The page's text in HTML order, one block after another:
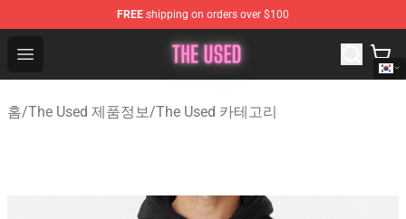
FREE shipping on orders over $100
Open menu
The Used Store - Official The Used Merchandise Shop
홈/The Used 제품정보/The Used 카테고리